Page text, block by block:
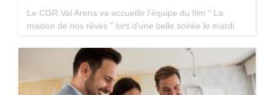
Le CGR Val Arena va accueillir l'équipe du film " La
maison de nos rêves " lors d'une belle soirée le mardi
présence de Kev Adams et Chantal Ladesou.